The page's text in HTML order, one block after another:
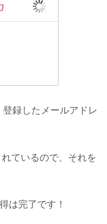
録したメールアドレ
ているので、それを
は完了です！